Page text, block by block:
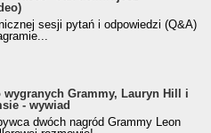
sesji pytań i odpowiedzi (Q&A)
wygranych Grammy, Lauryn Hill i
- wywiad
dwóch nagród Grammy Leon